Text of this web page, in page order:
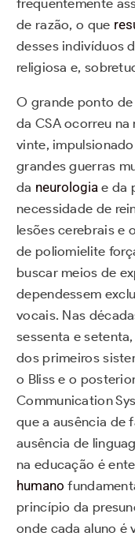
de razão, o que
desses indivíduos
religiosa e,
O grande ponto
da CSA ocorreu
vinte,
grandes guerras
da neurologia e da
necessidade de
lesões cerebrais e
de poliomielite
buscar meios de
dependessem
vocais. Nas
sessenta e
dos primeiros
o Bliss e o
Communication
que a ausência de
ausência de
na educação é
humano
princípio da
onde cada aluno é